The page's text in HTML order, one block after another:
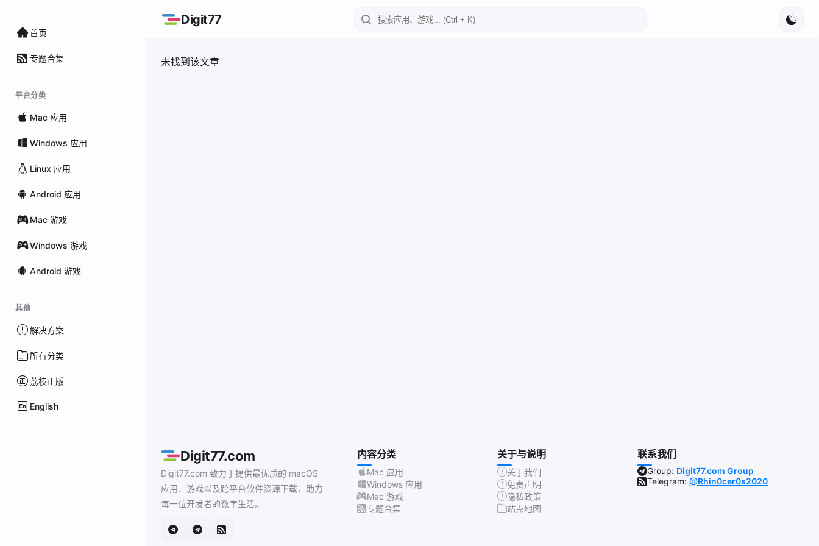
首页
专题合集
平台分类
Mac 应用
Windows 应用
Linux 应用
Android 应用
Mac 游戏
Windows 游戏
Android 游戏
其他
解决方案
所有分类
荔枝正版
English
Digit77
未找到该文章
Digit77.com
Digit77.com 致力于提供最优质的 macOS
应用、游戏以及跨平台软件资源下载，助力
每一位开发者的数字生活。
内容分类
Mac 应用
Windows 应用
Mac 游戏
专题合集
关于与说明
关于我们
免责声明
隐私政策
站点地图
联系我们
Group: Digit77.com Group
Telegram:@Rhin0cer0s2020